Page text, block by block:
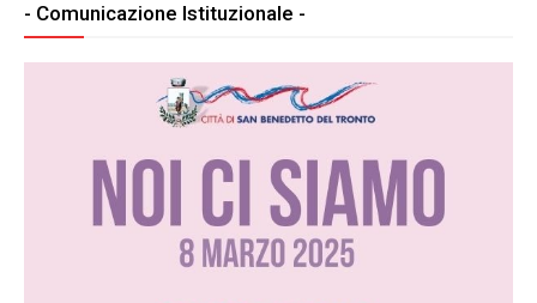
- Comunicazione Istituzionale -